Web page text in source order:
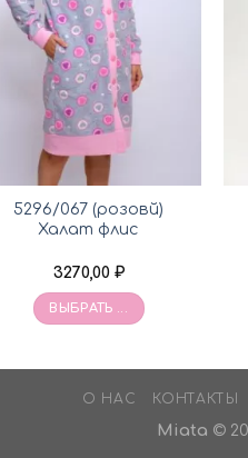
5296/067 (розовй)
Халат флис
3270,00 ₽
ВЫБРАТЬ ...
О НАС КОНТАКТЫ
Miata ©